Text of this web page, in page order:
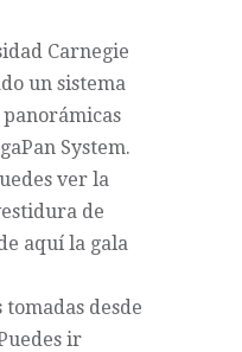
Carnegie
un sistema
System.
ver la
de
aquí la gala
tomadas desde
ir